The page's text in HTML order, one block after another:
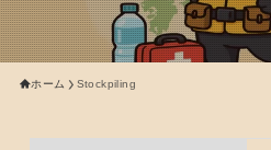
ホーム Stockpiling